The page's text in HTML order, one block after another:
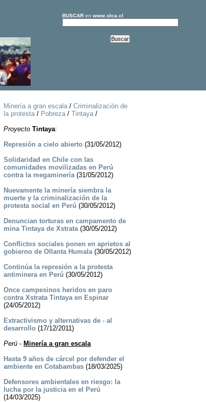
BUSCARen www.olca.cl
Minería a gran escala/ Criminalización de
la protesta/ Pobreza/ Tintaya/
Proyecto Tintaya:
Represión a cielo abierto(31/05/2012)
Solidaridad en Chile con las
comunidades movilizadas en Perú
contra la megaminería(31/05/2012)
Nuevamente la minería siembra la
muerte y la criminalización de la
protesta social en Perú (30/05/2012)
Denuncian torturas en campamento de
mina Tintaya de Xstrata(30/05/2012)
Conflictos sociales ponen en aprietos al
gobierno de Ollanta Humala(30/05/2012)
Continúa la represión a la protesta
antiminera en Perú (30/05/2012)
Once campesinos heridos en paro
contra Xstrata Tintaya en Espinar
(24/05/2012)
Extractivismo y alternativas de - al
desarrollo(17/12/2011)
Perú- Minería a gran escala
Hasta 9 años de cárcel por defender el
ambiente en Cotabambas(18/03/2025)
Defensores ambientales en riesgo: la
lucha por la justicia en el Perú
(14/03/2025)